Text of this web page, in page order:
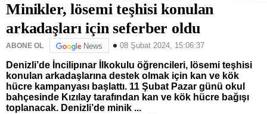
Minikler, lösemi teşhisi konulan
arkadaşları için seferber oldu
ABONE OL News 08 Şubat 2024, 15:06:37
Denizli’de İncilipınar İlkokulu öğrencileri, lösemi teşhisi
konulan arkadaşlarına destek olmak için kan ve kök
hücre kampanyası başlattı. 11 Şubat Pazar günü okul
bahçesinde Kızılay tarafından kan ve kök hücre bağışı
toplanacak. Denizli’de minik ...